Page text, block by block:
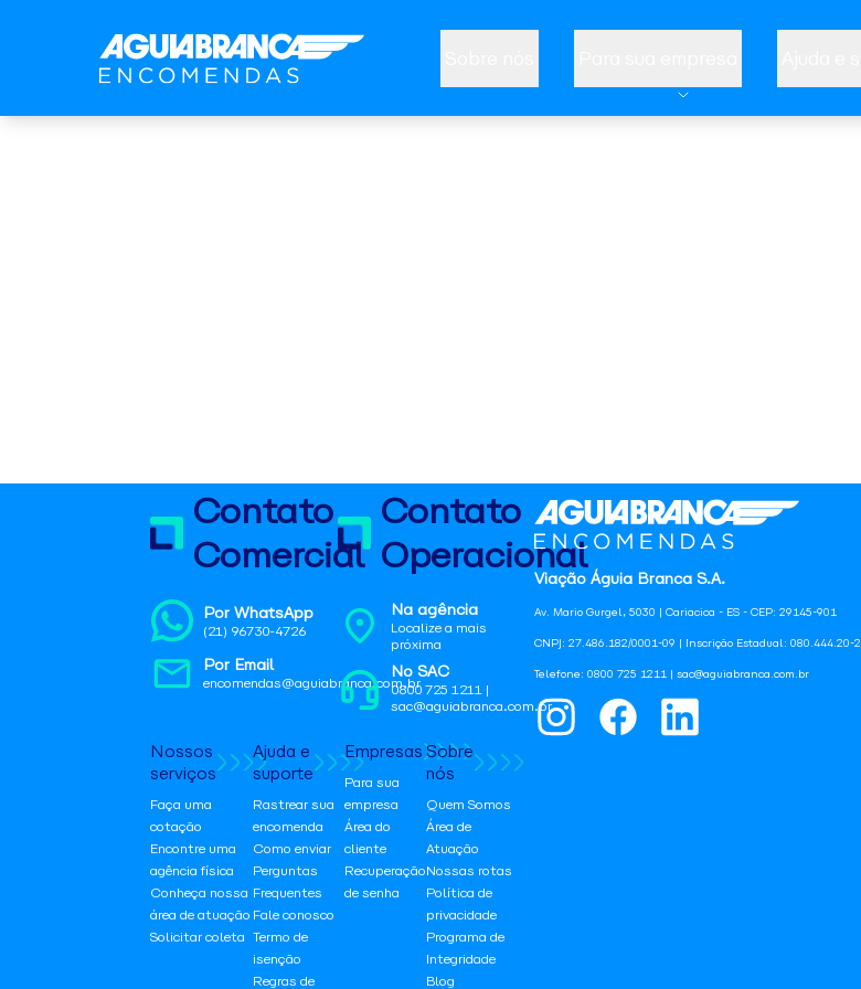
Viação Águia Branca S.A.
Av. Mario Gurgel, 5030 | Cariacica - ES - CEP: 29145-901
CNPJ: 27.486.182/0001-09 | Inscrição Estadual: 080.444.20-2
Telefone: 0800 725 1211 | sac@aguiabranca.com.br
Contato
Comercial
Por WhatsApp
(21) 96730-4726
Por Email
encomendas@aguiabranca.com.br
Contato
Operacional
Na agência
Localize a mais
próxima
No SAC
0800 725 1211 |
sac@aguiabranca.com.br
Nossos
serviços
Faça uma
cotação
Encontre uma
agência física
Conheça nossa
área de atuação
Solicitar coleta
Ajuda e
suporte
Rastrear sua
encomenda
Como enviar
Perguntas
Frequentes
Fale conosco
Termo de
isenção
Regras de
Empresas
Para sua
empresa
Área do
cliente
Recuperação
de senha
Sobre
nós
Quem Somos
Área de
Atuação
Nossas rotas
Política de
privacidade
Programa de
Integridade
Blog